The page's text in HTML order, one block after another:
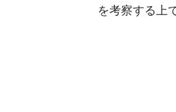
を考察する上